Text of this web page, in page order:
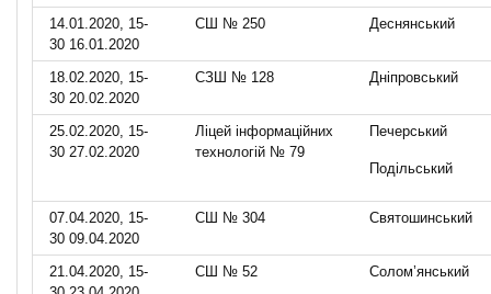
14.01.2020, 15-
30 16.01.2020
СШ № 250 Деснянський
18.02.2020, 15-
30 20.02.2020
СЗШ № 128 Дніпровський
25.02.2020, 15-
30 27.02.2020
Ліцей інформаційних
технологій № 79
Печерський
Подільський
07.04.2020, 15-
30 09.04.2020
СШ № 304 Святошинський
21.04.2020, 15-
СШ № 52 Солом’янський